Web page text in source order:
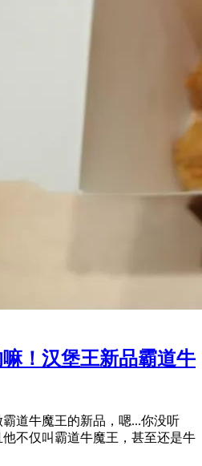
！汉堡王新品霸道牛
道牛魔王的新品，嗯...你没听
不仅叫霸道牛魔王，甚至还是牛